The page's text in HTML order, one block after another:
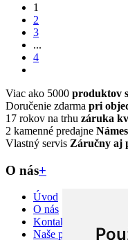
1
2
3
...
4
Viac ako 5000 produktov
Doručenie zdarma pri
17 rokov na trhu záruka
2 kamenné predajne
Vlastný servis Záručny aj
O nás+
Úvod
O nás
Kontakt
Naše predajne